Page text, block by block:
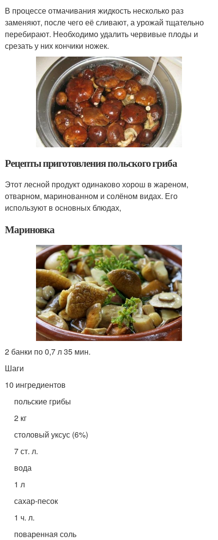
В процессе отмачивания жидкость несколько раз
заменяют, после чего её сливают, а урожай тщательно
перебирают. Необходимо удалить червивые плоды и
срезать у них кончики ножек.
Рецепты приготовления польского гриба
Этот лесной продукт одинаково хорош в жареном,
отварном, маринованном и солёном видах. Его
используют в основных блюдах,
Мариновка
2 банки по 0,7 л 35 мин.
Шаги
10 ингредиентов
польские грибы
2 кг
столовый уксус (6%)
7 ст. л.
вода
1 л
сахар-песок
1 ч. л.
поваренная соль